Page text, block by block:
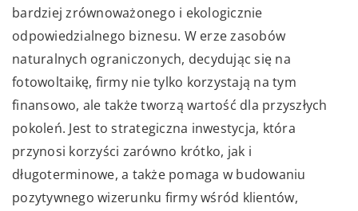
bardziej zrównoważonego i ekologicznie
odpowiedzialnego biznesu. W erze zasobów
naturalnych ograniczonych, decydując się na
fotowoltaikę, firmy nie tylko korzystają na tym
finansowo, ale także tworzą wartość dla przyszłych
pokoleń. Jest to strategiczna inwestycja, która
przynosi korzyści zarówno krótko, jak i
długoterminowe, a także pomaga w budowaniu
pozytywnego wizerunku firmy wśród klientów,